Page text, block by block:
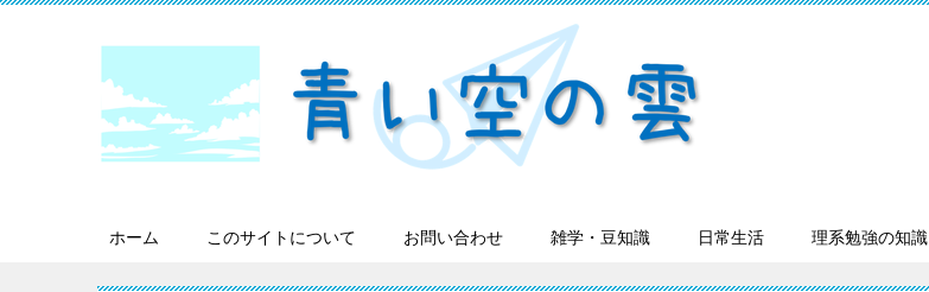
ホーム このサイトについて お問い合わせ 雑学・豆知識 日常生活 理系勉強の知識